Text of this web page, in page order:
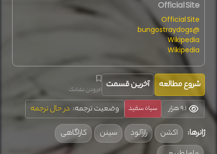
Official Site
Official Site
@bungostraydogs
Wikipedia
Wikipedia
شروع مطالعه آخرین قسمت افزودن نشانک
9.1 هزار سیاه سفید وضعیت ترجمه: در حال ترجمه
ژانرها:
اکشن رازآلود سینن
کاراگاهی